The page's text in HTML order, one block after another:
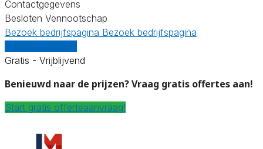
Contactgegevens
Besloten Vennootschap
Bezoek bedrijfspagina Bezoek bedrijfspagina
Gratis - Vrijblijvend
Benieuwd naar de prijzen? Vraag gratis offertes aan!
Start gratis offerteaanvraag!